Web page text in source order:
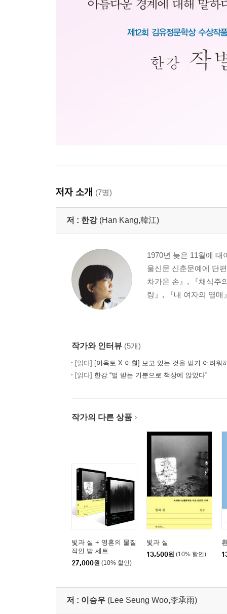
저자 소개 (7명)
저 : 한강 (Han Kang,韓江)
1970년 늦은 11월에
울신문 신춘문예에 단
차가운 손』, 『채식주
랑』, 『내 여자의 열매
작가와 인터뷰 (5개)
[읽다] [이옥토 X 이훤] 보고 있는 것을 믿기 어려워
[읽다] 한강 “벌 받는 기분으로 책상에 앉았다”
작가의 다른 상품
빛과 실 + 영혼의 물질
적인 밤 세트
27,000원 (10% 할인)
빛과 실
13,500원 (10% 할인)
저 : 이승우 (Lee Seung Woo,李承雨)